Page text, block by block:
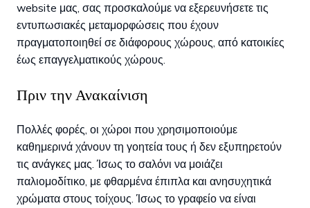
website μας, σας προσκαλούμε να εξερευνήσετε τις
εντυπωσιακές μεταμορφώσεις που έχουν
πραγματοποιηθεί σε διάφορους χώρους, από κατοικίες
έως επαγγελματικούς χώρους.
Πριν την Ανακαίνιση
Πολλές φορές, οι χώροι που χρησιμοποιούμε
καθημερινά χάνουν τη γοητεία τους ή δεν εξυπηρετούν
τις ανάγκες μας. Ίσως το σαλόνι να μοιάζει
παλιομοδίτικο, με φθαρμένα έπιπλα και ανησυχητικά
χρώματα στους τοίχους. Ίσως το γραφείο να είναι